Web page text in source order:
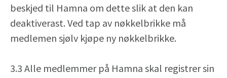
beskjed til Hamna om dette slik at den kan
deaktiverast. Ved tap av nøkkelbrikke må
medlemen sjølv kjøpe ny nøkkelbrikke.
3.3 Alle medlemmer på Hamna skal registrer sin